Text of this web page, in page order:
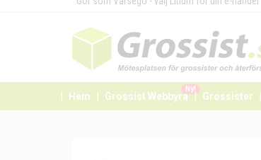
Hem Grossist Webbyrå
Ny!
Grossister